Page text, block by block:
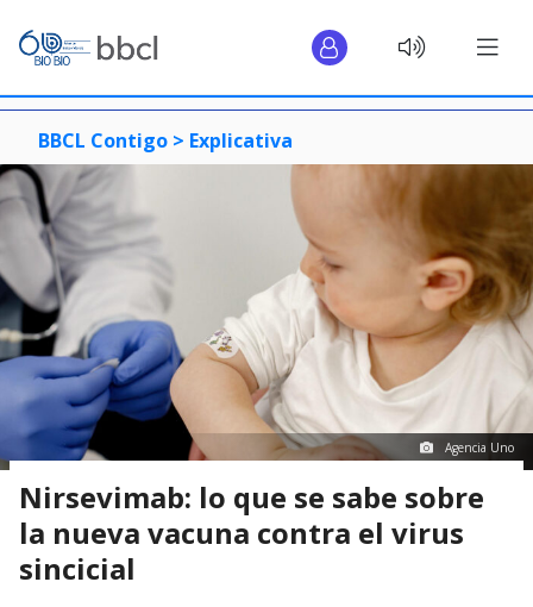
BBCL Contigo > Explicativa
Agencia Uno
Nirsevimab: lo que se sabe sobre
la nueva vacuna contra el virus
sincicial